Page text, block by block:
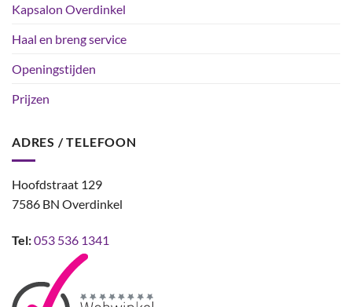
Kapsalon Overdinkel
Haal en breng service
Openingstijden
Prijzen
ADRES / TELEFOON
Hoofdstraat 129
7586 BN Overdinkel
Tel:053 536 1341